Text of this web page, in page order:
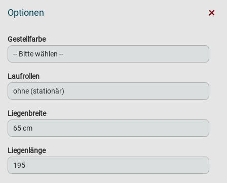
Optionen +
Gestellfarbe
Laufrollen
Liegenbreite
Liegenlänge